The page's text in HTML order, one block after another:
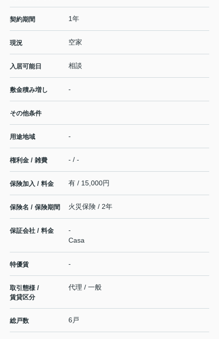
契約期間 1年
現況 空家
入居可能日 相談
敷金積み増し -
その他条件
用途地域 -
権利金 / 雑費 - / -
保険加入 / 料金 有 / 15,000円
保険名 / 保険期間 火災保険 / 2年
保証会社 / 料金
-
Casa
特優賃 -
取引態様 /
賃貸区分
代理 / 一般
総戸数 6戸